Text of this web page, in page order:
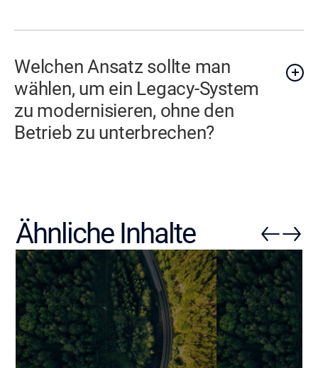
Welchen Ansatz sollte man
wählen, um ein Legacy-System
zu modernisieren, ohne den
Betrieb zu unterbrechen?
Ähnliche Inhalte